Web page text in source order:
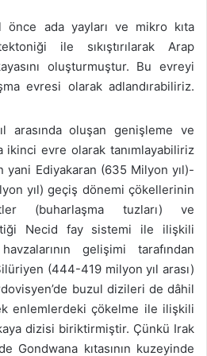
önce ada yayları ve mikro kıta
ile sıkıştırılarak Arap
oluşturmuştur. Bu evreyi
evresi olarak adlandırabiliriz.
arasında oluşan genişleme ve
ikinci evre olarak tanımlayabiliriz
yani Ediyakaran (635 Milyon yıl)-
yıl) geçiş dönemi çökellerinin
(buharlaşma tuzları) ve
Necid fay sistemi ile ilişkili
gelişimi tarafından
(444-419 milyon yıl arası)
buzul dizileri de dâhil
enlemlerdeki çökelme ile ilişkili
dizisi biriktirmiştir. Çünkü Irak
Gondwana kıtasının kuzeyinde